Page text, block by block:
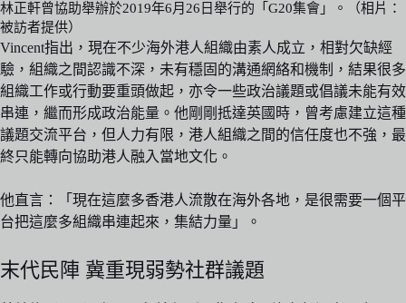
林正軒曾協助舉辦於2019年6月26日舉行的「G20集會」。（相片：
被訪者提供）
Vincent指出，現在不少海外港人組織由素人成立，相對欠缺經
驗，組織之間認識不深，未有穩固的溝通網絡和機制，結果很多
組織工作或行動要重頭做起，亦令一些政治議題或倡議未能有效
串連，繼而形成政治能量。他剛剛抵達英國時，曾考慮建立這種
議題交流平台，但人力有限，港人組織之間的信任度也不強，最
終只能轉向協助港人融入當地文化。
他直言：「現在這麼多香港人流散在海外各地，是很需要一個平
台把這麼多組織串連起來，集結力量」。
末代民陣 冀重現弱勢社群議題